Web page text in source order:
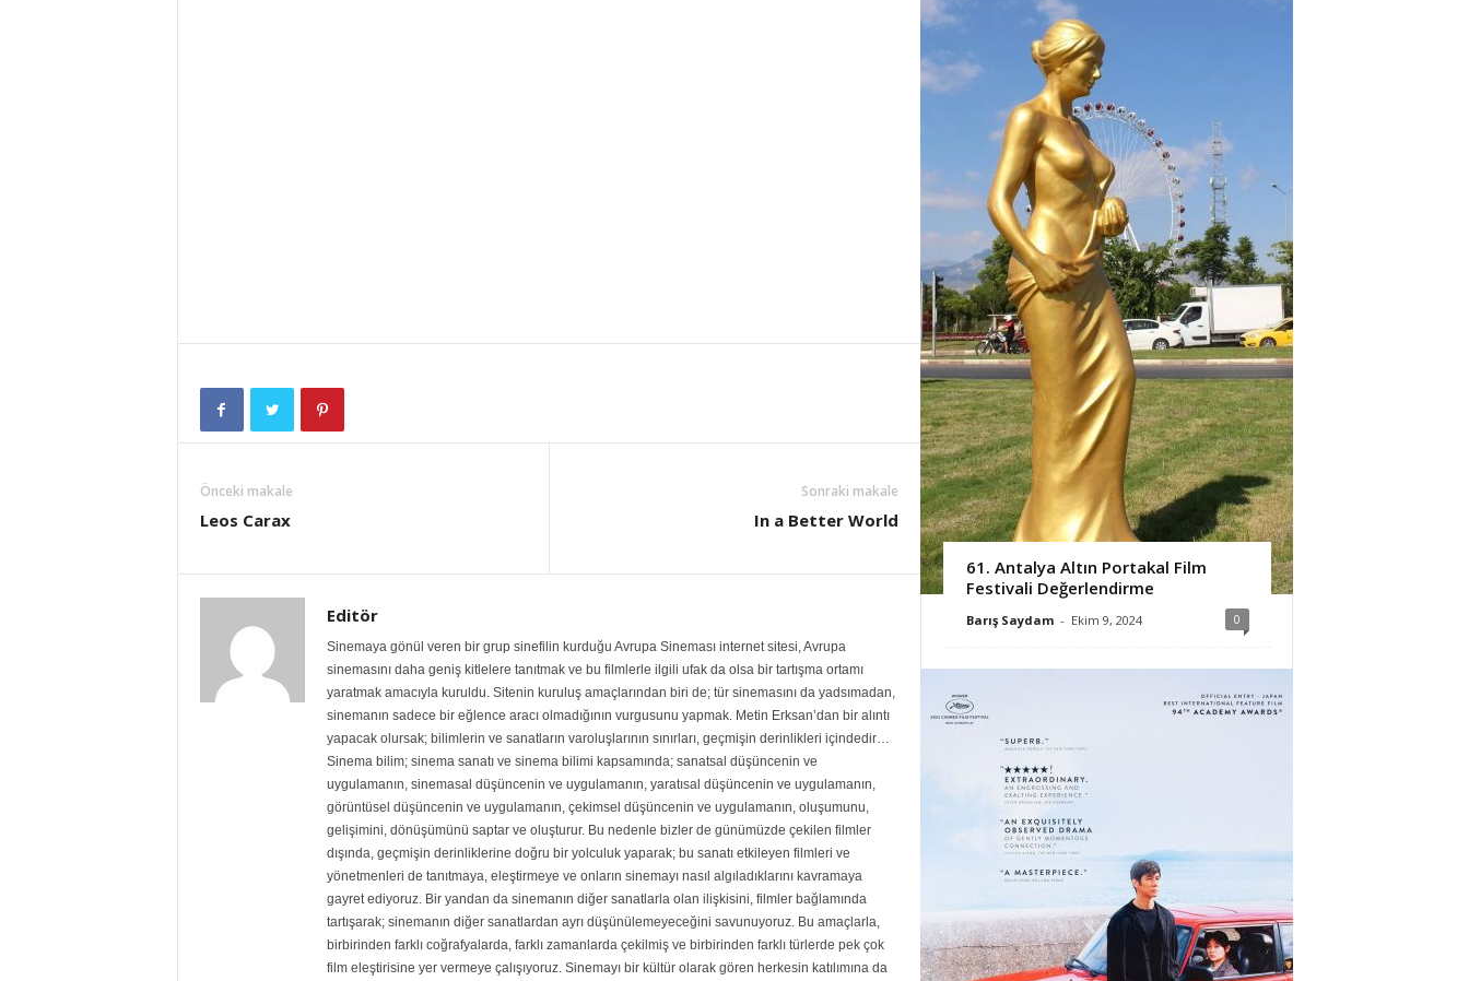
Önceki makale
Leos Carax
Sonraki makale
In a Better World
Editör
Sinemaya gönül veren bir grup sinefilin kurduğu Avrupa Sineması internet sitesi, Avrupa
sinemasını daha geniş kitlelere tanıtmak ve bu filmlerle ilgili ufak da olsa bir tartışma ortamı
yaratmak amacıyla kuruldu. Sitenin kuruluş amaçlarından biri de; tür sinemasını da yadsımadan,
sinemanın sadece bir eğlence aracı olmadığının vurgusunu yapmak. Metin Erksan’dan bir alıntı
yapacak olursak; bilimlerin ve sanatların varoluşlarının sınırları, geçmişin derinlikleri içindedir…
Sinema bilim; sinema sanatı ve sinema bilimi kapsamında; sanatsal düşüncenin ve
uygulamanın, sinemasal düşüncenin ve uygulamanın, yaratısal düşüncenin ve uygulamanın,
görüntüsel düşüncenin ve uygulamanın, çekimsel düşüncenin ve uygulamanın, oluşumunu,
gelişimini, dönüşümünü saptar ve oluşturur. Bu nedenle bizler de günümüzde çekilen filmler
dışında, geçmişin derinliklerine doğru bir yolculuk yaparak; bu sanatı etkileyen filmleri ve
yönetmenleri de tanıtmaya, eleştirmeye ve onların sinemayı nasıl algıladıklarını kavramaya
gayret ediyoruz. Bir yandan da sinemanın diğer sanatlarla olan ilişkisini, filmler bağlamında
tartışarak; sinemanın diğer sanatlardan ayrı düşünülemeyeceğini savunuyoruz. Bu amaçlarla,
birbirinden farklı coğrafyalarda, farklı zamanlarda çekilmiş ve birbirinden farklı türlerde pek çok
film eleştirisine yer vermeye çalışıyoruz. Sinemayı bir kültür olarak gören herkesin katılımına da
61. Antalya Altın Portakal Film
Festivali Değerlendirme
Barış Saydam - Ekim 9, 2024 0